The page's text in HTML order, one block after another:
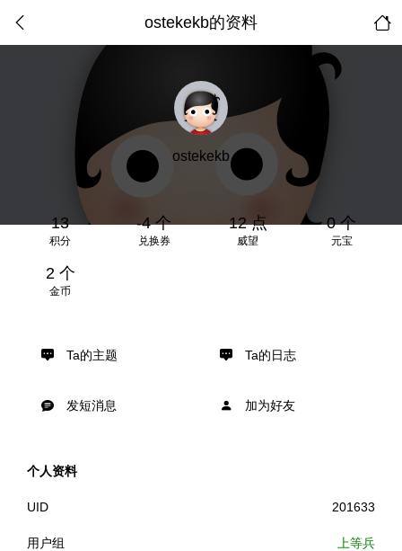
ostekekb的资料
ostekekb
13
积分
-4 个
兑换券
12 点
威望
0 个
元宝
2 个
金币
Ta的主题 Ta的日志
发短消息 加为好友
个人资料
UID 201633
用户组 上等兵